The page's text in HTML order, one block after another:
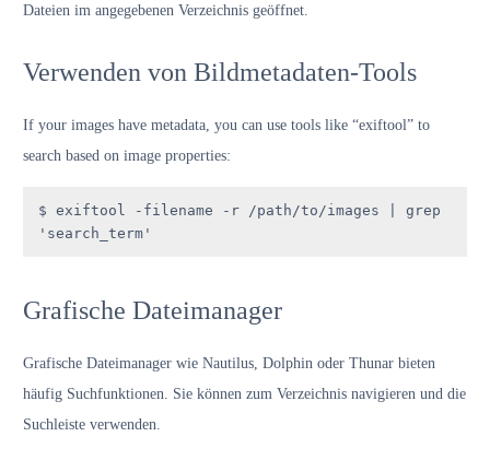
Dateien im angegebenen Verzeichnis geöffnet.
Verwenden von Bildmetadaten-Tools
If your images have metadata, you can use tools like “exiftool” to
search based on image properties:
$ exiftool -filename -r /path/to/images | grep
'search_term'
Grafische Dateimanager
Grafische Dateimanager wie Nautilus, Dolphin oder Thunar bieten
häufig Suchfunktionen. Sie können zum Verzeichnis navigieren und die
Suchleiste verwenden.